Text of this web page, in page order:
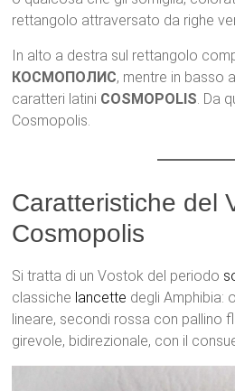
rettangolo attraversato da righe
In alto a destra sul rettangolo
КОСМОПОЛИС, mentre in basso
caratteri latini COSMOPOLIS. Da
Cosmopolis.
Caratteristiche del
Cosmopolis
Si tratta di un Vostok del periodo
classiche lancette degli Amphibia:
lineare, secondi rossa con pallino
girevole, bidirezionale, con il